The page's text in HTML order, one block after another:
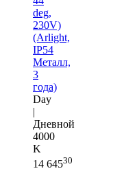
deg,
230V)
(Arlight,
IP54
Металл,
3
года)
Day
|
Дневной
4000
K
14 64530